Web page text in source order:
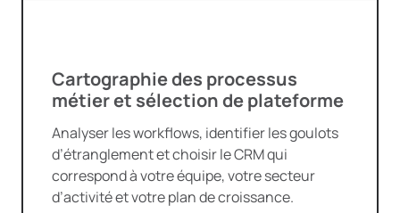
Cartographie des processus
métier et sélection de plateforme
Analyser les workflows, identifier les goulots
d’étranglement et choisir le CRM qui
correspond à votre équipe, votre secteur
d’activité et votre plan de croissance.